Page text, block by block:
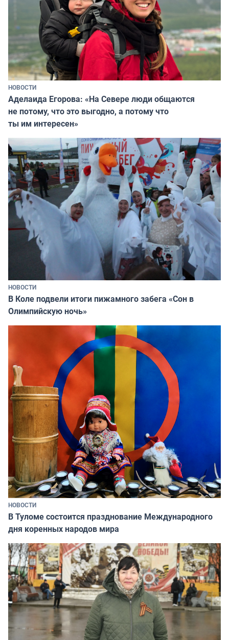
НОВОСТИ
Аделаида Егорова: «На Севере люди общаются
не потому, что это выгодно, а потому что
ты им интересен»
НОВОСТИ
В Коле подвели итоги пижамного забега «Сон в
Олимпийскую ночь»
НОВОСТИ
В Туломе состоится празднование Международного
дня коренных народов мира